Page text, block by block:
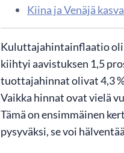
Kiina ja Venäjä
Kuluttajahintainflaatio oli
kiihtyi aavistuksen 1,5
tuottajahinnat olivat 4,3
Vaikka hinnat ovat vielä
Tämä on ensimmäinen
pysyväksi, se voi